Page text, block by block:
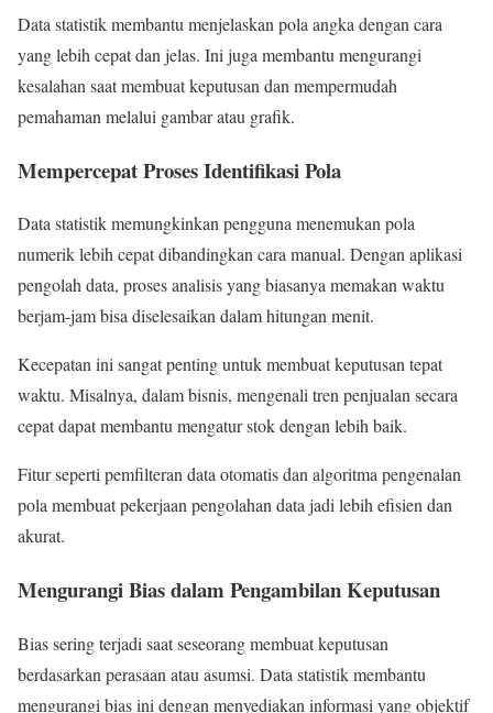
Data statistik membantu menjelaskan pola angka dengan cara
yang lebih cepat dan jelas. Ini juga membantu mengurangi
kesalahan saat membuat keputusan dan mempermudah
pemahaman melalui gambar atau grafik.
Mempercepat Proses Identifikasi Pola
Data statistik memungkinkan pengguna menemukan pola
numerik lebih cepat dibandingkan cara manual. Dengan aplikasi
pengolah data, proses analisis yang biasanya memakan waktu
berjam-jam bisa diselesaikan dalam hitungan menit.
Kecepatan ini sangat penting untuk membuat keputusan tepat
waktu. Misalnya, dalam bisnis, mengenali tren penjualan secara
cepat dapat membantu mengatur stok dengan lebih baik.
Fitur seperti pemfilteran data otomatis dan algoritma pengenalan
pola membuat pekerjaan pengolahan data jadi lebih efisien dan
akurat.
Mengurangi Bias dalam Pengambilan Keputusan
Bias sering terjadi saat seseorang membuat keputusan
berdasarkan perasaan atau asumsi. Data statistik membantu
mengurangi bias ini dengan menyediakan informasi yang objektif